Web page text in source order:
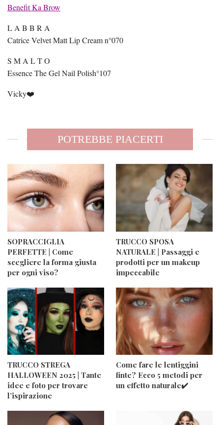
Benefit Ka Brow
L A B B R A
Catrice Velvet Matt Lip Cream n°070
S M A L T O
Essence The Gel Nail Polish°107
Vicky❤️
POTREBBE PIACERTI
SOPRACCIGLIA
PERFETTE | Come
scegliere la forma giusta
per ogni viso?
TRUCCO SPOSA
NATURALE | Passaggi e
prodotti per un makeup
impeccabile
TRUCCO STREGA
HALLOWEEN 2025 | Tante
idee e foto per trovare
l’ispirazione
Come fare le lentiggini
finte? Ecco 5 metodi per
un effetto naturale✔️